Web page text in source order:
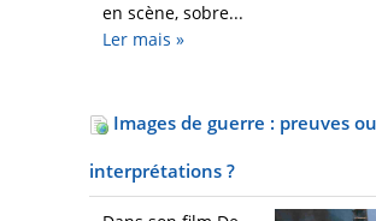
en scène, sobre...
Ler mais »
Images de guerre : preuves ou
interprétations ?